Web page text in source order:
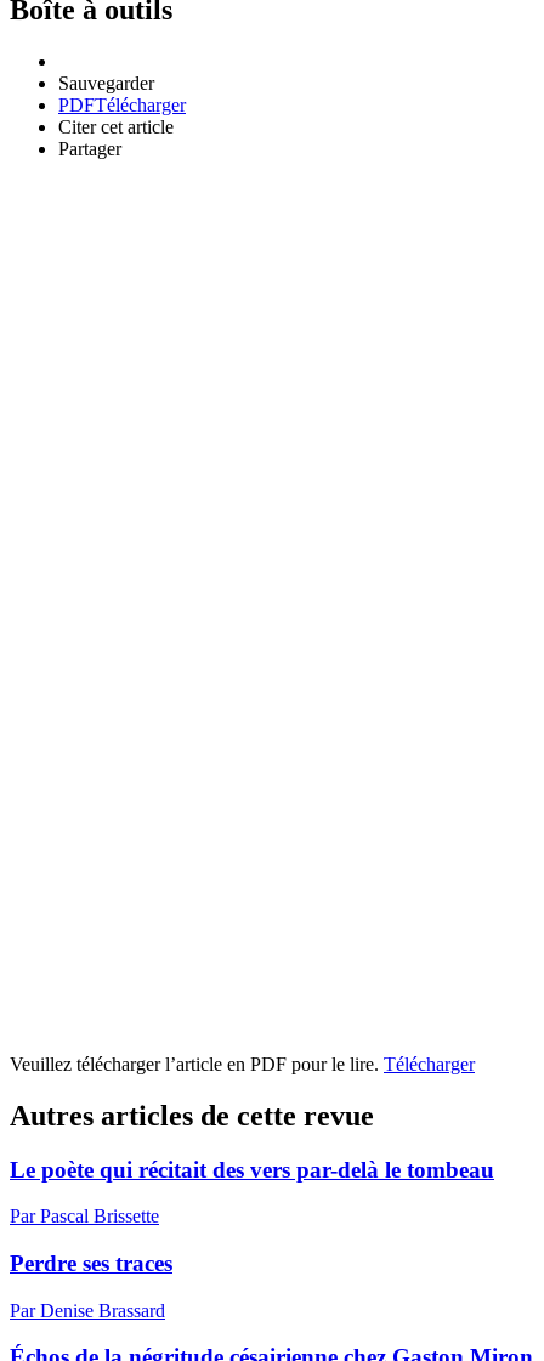
Boîte à outils
Sauvegarder
PDFTélécharger
Citer cet article
Partager
Veuillez télécharger l’article en PDF pour le lire. Télécharger
Autres articles de cette revue
Le poète qui récitait des vers par-delà le tombeau
Par Pascal Brissette
Perdre ses traces
Par Denise Brassard